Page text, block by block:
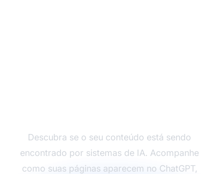
Descubra se o seu conteúdo está sendo
encontrado por sistemas de IA. Acompanhe
como suas páginas aparecem no ChatGPT,